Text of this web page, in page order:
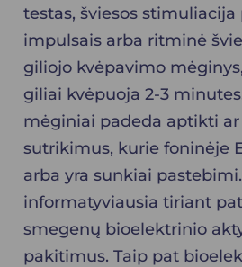
testas, šviesos stimuliacija
impulsais arba ritminė
giliojo kvėpavimo
giliai kvėpuoja 2-3
mėginiai padeda aptikti
sutrikimus, kurie foninėje
arba yra sunkiai pastebimi.
informatyviausia tiriant
smegenų bioelektrinio
pakitimus. Taip pat